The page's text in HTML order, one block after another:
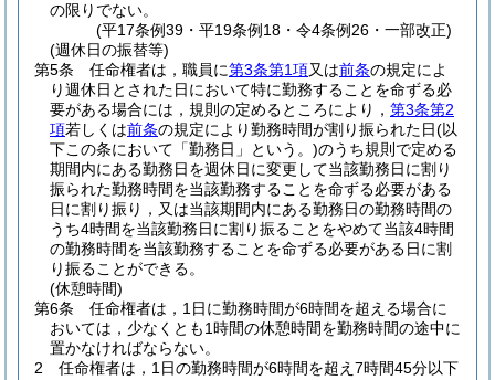
の限りでない。
(平17条例39・平19条例18・令4条例26・一部改正)
(週休日の振替等)
第5条
任命権者は，職員に第3条第1項又は前条の規定によ
り週休日とされた日において特に勤務することを命ずる必
要がある場合には，規則の定めるところにより， 第3条第2
項若しくは前条の規定により勤務時間が割り振られた日(以
下この条において「勤務日」という。)のうち規則で定める
期間内にある勤務日を週休日に変更して当該勤務日に割り
振られた勤務時間を当該勤務することを命ずる必要がある
日に割り振り，又は当該期間内にある勤務日の勤務時間の
うち4時間を当該勤務日に割り振ることをやめて当該4時間
の勤務時間を当該勤務することを命ずる必要がある日に割
り振ることができる。
(休憩時間)
第6条
任命権者は，1日に勤務時間が6時間を超える場合に
おいては，少なくとも1時間の休憩時間を勤務時間の途中に
置かなければならない。
2
任命権者は，1日の勤務時間が6時間を超え7時間45分以下